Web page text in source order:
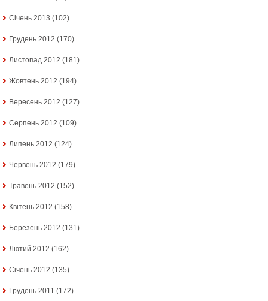
Січень 2013 (102)
Грудень 2012 (170)
Листопад 2012 (181)
Жовтень 2012 (194)
Вересень 2012 (127)
Серпень 2012 (109)
Липень 2012 (124)
Червень 2012 (179)
Травень 2012 (152)
Квітень 2012 (158)
Березень 2012 (131)
Лютий 2012 (162)
Січень 2012 (135)
Грудень 2011 (172)